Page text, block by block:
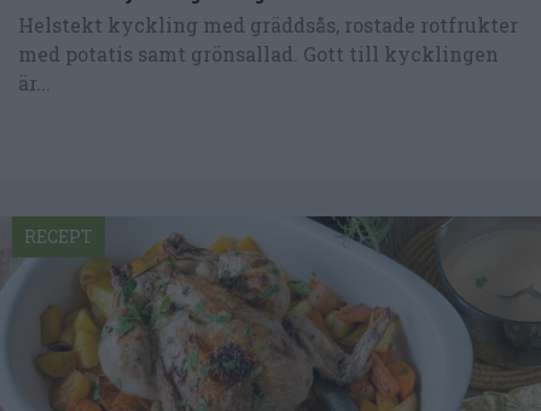
Helstekt kyckling med gräddsås, rostade rotfrukter
med potatis samt grönsallad. Gott till kycklingen
är...
RECEPT